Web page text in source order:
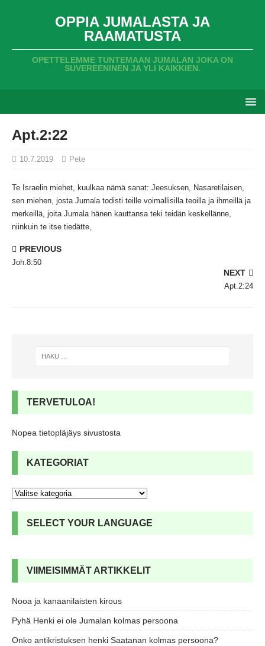
OPPIA JUMALASTA JA
RAAMATUSTA
OPETTELEMME TUNTEMAAN JUMALAN JOKA ON
SUVEREENINEN JA YLI KAIKKIEN.
Apt.2:22
10.7.2019 Pete
Te Israelin miehet, kuulkaa nämä sanat: Jeesuksen, Nasaretilaisen,
sen miehen, josta Jumala todisti teille voimallisilla teoilla ja ihmeillä ja
merkeillä, joita Jumala hänen kauttansa teki teidän keskellänne,
niinkuin te itse tiedätte,
PREVIOUS
Joh.8:50
NEXT
Apt.2:24
TERVETULOA!
Nopea tietopläjäys sivustosta
KATEGORIAT
SELECT YOUR LANGUAGE
VIIMEISIMMÄT ARTIKKELIT
Nooa ja kanaanilaisten kirous
Pyhä Henki ei ole Jumalan kolmas persoona
Onko antikristuksen henki Saatanan kolmas persoona?